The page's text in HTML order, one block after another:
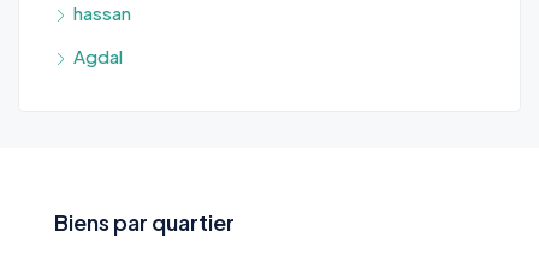
hassan
Agdal
Biens par quartier